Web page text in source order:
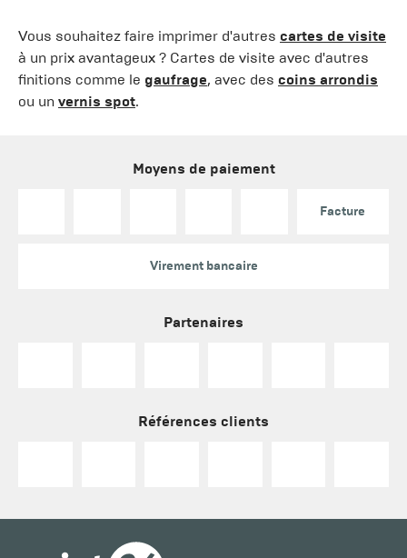
Vous souhaitez faire imprimer d'autres cartes de visite
à un prix avantageux ? Cartes de visite avec d'autres
finitions comme le gaufrage, avec des coins arrondis
ou un vernis spot.
Moyens de paiement
Facture
Virement bancaire
Partenaires
Références clients